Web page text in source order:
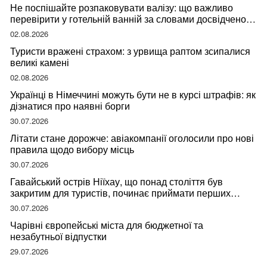
Не поспішайте розпаковувати валізу: що важливо
перевірити у готельній ванній за словами досвідченої
мандрівниці
02.08.2026
Туристи вражені страхом: з урвища раптом зсипалися
великі камені
02.08.2026
Українці в Німеччині можуть бути не в курсі штрафів: як
дізнатися про наявні борги
30.07.2026
Літати стане дорожче: авіакомпанії оголосили про нові
правила щодо вибору місць
30.07.2026
Гавайський острів Ніїхау, що понад століття був
закритим для туристів, починає приймати перших
відвідувачів
30.07.2026
Чарівні європейські міста для бюджетної та
незабутньої відпустки
29.07.2026